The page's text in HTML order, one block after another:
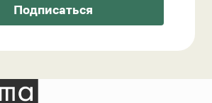
Подписаться